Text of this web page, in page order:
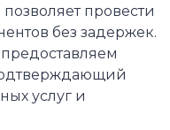
провести
без задержек.
услуг и